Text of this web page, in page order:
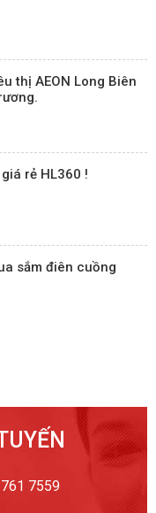
thị AEON Long Biên
rẻ HL360 !
sắm điên cuồng
7559